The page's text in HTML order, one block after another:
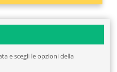
e scegli le opzioni della